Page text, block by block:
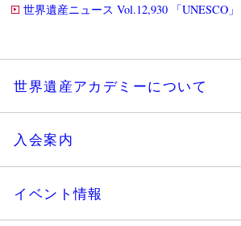
世界遺産ニュース Vol.12,930 「UNESCO」
世界遺産アカデミーについて
入会案内
イベント情報